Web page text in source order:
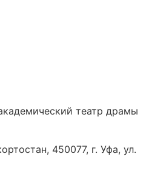
театр драмы
450077, г. Уфа, ул.